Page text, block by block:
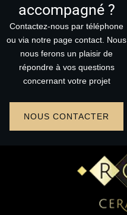
accompagné ?
Contactez-nous par téléphone
ou via notre page contact. Nous
nous ferons un plaisir de
répondre à vos questions
concernant votre projet
NOUS CONTACTER